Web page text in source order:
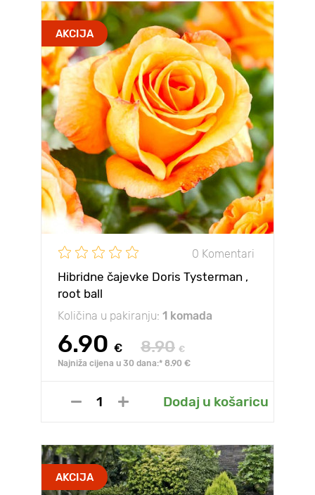
AKCIJA
0 Komentari
Hibridne čajevke Doris Tysterman ,
root ball
Količina u pakiranju: 1 komada
6.90 € 8.90 €
Najniža cijena u 30 dana:* 8.90 €
Dodaj u košaricu
AKCIJA